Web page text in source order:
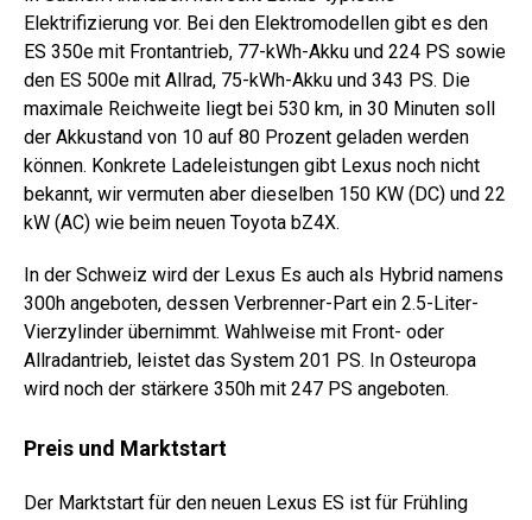
Elektrifizierung vor. Bei den Elektromodellen gibt es den
ES 350e mit Frontantrieb, 77-kWh-Akku und 224 PS sowie
den ES 500e mit Allrad, 75-kWh-Akku und 343 PS. Die
maximale Reichweite liegt bei 530 km, in 30 Minuten soll
der Akkustand von 10 auf 80 Prozent geladen werden
können. Konkrete Ladeleistungen gibt Lexus noch nicht
bekannt, wir vermuten aber dieselben 150 KW (DC) und 22
kW (AC) wie beim neuen Toyota bZ4X.
In der Schweiz wird der Lexus Es auch als Hybrid namens
300h angeboten, dessen Verbrenner-Part ein 2.5-Liter-
Vierzylinder übernimmt. Wahlweise mit Front- oder
Allradantrieb, leistet das System 201 PS. In Osteuropa
wird noch der stärkere 350h mit 247 PS angeboten.
Preis und Marktstart
Der Marktstart für den neuen Lexus ES ist für Frühling